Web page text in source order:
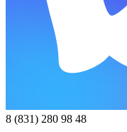
8 (831) 280 98 48